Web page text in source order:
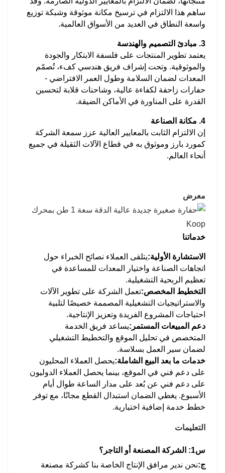
ساهم هذا الالتزام في ترسيخ مكانة موثوقة وشبكة توزيع
واسعة النطاق في العديد من الأسواق العالمية.
3. مبادئ التصميم والهندسة
يعتمد تطوير المنتجات على فلسفة الابتكار والجودة
والموثوقية. وتحت إشراف فريق هندسي كفء، تُصمّم
المعدات لضمان السلامة وطول العمر الافتراضي -
حفارات زاحفة لكفاءة عالية، وشاحنات قلابة لتحسين
القدرة على المناورة في الأماكن الضيقة.
4. مكانة الصناعة
إن الالتزام الثابت بالمعايير العالية عزز سمعة الشركة
كمورد بارز وموثوق به في قطاع الآلات الثقيلة في جميع
أنحاء العالم.
معرض
خدماتنا
الاستشارة الأولية:يتلقى العملاء نصائح الخبراء حول
اتجاهات الصناعة واختيار المعدات للمساعدة في
تعظيم الربحية التشغيلية.
التخطيط المخصص:تعمل الشركة على تطوير الآلات
والاستراتيجيات التشغيلية المصممة خصيصًا لتلبية
احتياجات المشروع الفريدة وتعزيز الإنتاجية.
دعم المبيعات المستمر:يساعد فريق الخدمة
المتخصص في تحليل الموقع والتخطيط التشغيلي
لضمان سير العمل بسلاسة.
خدمات ما بعد البيع الشاملة:يحصل العملاء المحليون
على دعم فني في الموقع، بينما يحصل العملاء الدوليون
على دعم فني عن بُعد على مدار الساعة طوال أيام
الأسبوع. يغطي الضمان استبدال القطع مجانًا، مع توفر
خطط خدمة إضافية اختيارية.
التعليمات
س1: الشركة المصنعة أو التاجر؟
ج:نحن ندير مرافق الإنتاج الخاصة بنا كشركة مصنعة